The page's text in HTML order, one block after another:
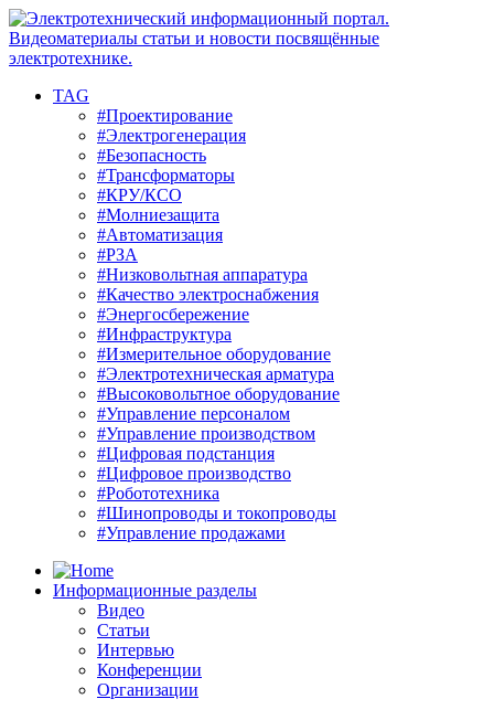
TAG
#Проектирование
#Электрогенерация
#Безопасность
#Трансформаторы
#КРУ/КСО
#Молниезащита
#Автоматизация
#РЗА
#Низковольтная аппаратура
#Качество электроснабжения
#Энергосбережение
#Инфраструктура
#Измерительное оборудование
#Электротехническая арматура
#Высоковольтное оборудование
#Управление персоналом
#Управление производством
#Цифровая подстанция
#Цифровое производство
#Робототехника
#Шинопроводы и токопроводы
#Управление продажами
Информационные разделы
Видео
Статьи
Интервью
Конференции
Организации